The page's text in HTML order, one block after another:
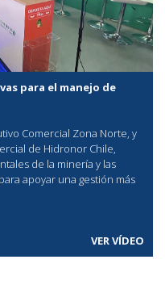
para el manejo de
Comercial Zona Norte, y
de Hidronor Chile,
de la minería y las
apoyar una gestión más
VER VÍDEO